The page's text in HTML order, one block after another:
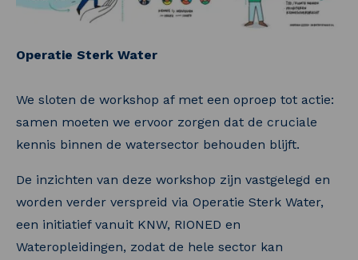
Operatie Sterk Water
We sloten de workshop af met een oproep tot actie:
samen moeten we ervoor zorgen dat de cruciale
kennis binnen de watersector behouden blijft.
De inzichten van deze workshop zijn vastgelegd en
worden verder verspreid via Operatie Sterk Water,
een initiatief vanuit KNW, RIONED en
Wateropleidingen, zodat de hele sector kan